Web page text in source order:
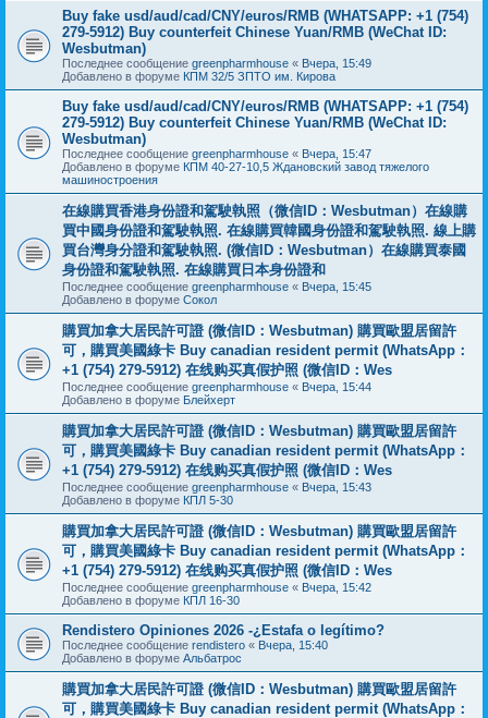
Buy fake usd/aud/cad/CNY/euros/RMB (WHATSAPP: +1 (754)
279-5912) Buy counterfeit Chinese Yuan/RMB (WeChat ID:
Wesbutman)
Последнее сообщение greenpharmhouse « Вчера, 15:49
Добавлено в форуме КПМ 32/5 ЗПТО им. Кирова
Buy fake usd/aud/cad/CNY/euros/RMB (WHATSAPP: +1 (754)
279-5912) Buy counterfeit Chinese Yuan/RMB (WeChat ID:
Wesbutman)
Последнее сообщение greenpharmhouse « Вчера, 15:47
Добавлено в форуме КПМ 40-27-10,5 Ждановский завод тяжелого
машиностроения
在線購買香港身份證和駕駛執照（微信ID：Wesbutman）在線購
買中國身份證和駕駛執照. 在線購買韓國身份證和駕駛執照. 線上購
買台灣身分證和駕駛執照. (微信ID：Wesbutman）在線購買泰國
身份證和駕駛執照. 在線購買日本身份證和
Последнее сообщение greenpharmhouse « Вчера, 15:45
Добавлено в форуме Сокол
購買加拿大居民許可證 (微信ID：Wesbutman) 購買歐盟居留許
可，購買美國綠卡 Buy canadian resident permit (WhatsApp：
+1 (754) 279-5912) 在线购买真假护照 (微信ID：Wes
Последнее сообщение greenpharmhouse « Вчера, 15:44
Добавлено в форуме Блейхерт
購買加拿大居民許可證 (微信ID：Wesbutman) 購買歐盟居留許
可，購買美國綠卡 Buy canadian resident permit (WhatsApp：
+1 (754) 279-5912) 在线购买真假护照 (微信ID：Wes
Последнее сообщение greenpharmhouse « Вчера, 15:43
Добавлено в форуме КПЛ 5-30
購買加拿大居民許可證 (微信ID：Wesbutman) 購買歐盟居留許
可，購買美國綠卡 Buy canadian resident permit (WhatsApp：
+1 (754) 279-5912) 在线购买真假护照 (微信ID：Wes
Последнее сообщение greenpharmhouse « Вчера, 15:42
Добавлено в форуме КПЛ 16-30
Rendistero Opiniones 2026 -¿Estafa o legítimo?
Последнее сообщение rendistero « Вчера, 15:40
Добавлено в форуме Альбатрос
購買加拿大居民許可證 (微信ID：Wesbutman) 購買歐盟居留許
可，購買美國綠卡 Buy canadian resident permit (WhatsApp：